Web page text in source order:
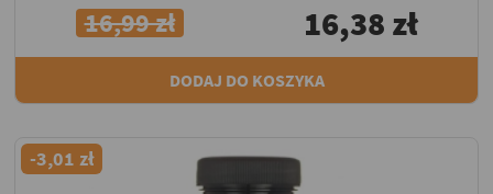
16,99 zł 16,38 zł
DODAJ DO KOSZYKA
-3,01 zł